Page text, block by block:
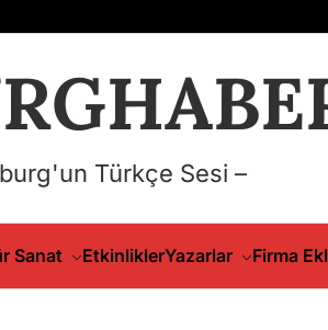
Türkçe Sesi –
Sanat EtkinliklerYazarlar Firma